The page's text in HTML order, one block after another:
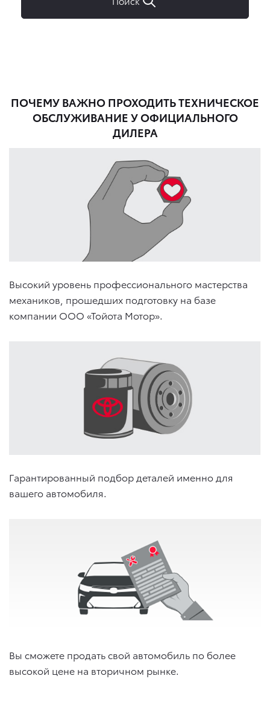
ПОЧЕМУ ВАЖНО ПРОХОДИТЬ ТЕХНИЧЕСКОЕ
ОБСЛУЖИВАНИЕ У ОФИЦИАЛЬНОГО
ДИЛЕРА
Высокий уровень профессионального мастерства
механиков, прошедших подготовку на базе
компании ООО «Тойота Мотор».
Гарантированный подбор деталей именно для
вашего автомобиля.
Вы сможете продать свой автомобиль по более
высокой цене на вторичном рынке.